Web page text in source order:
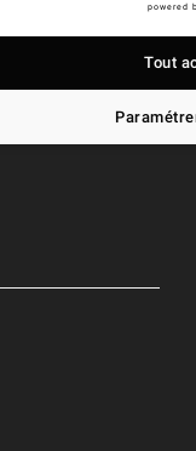
powered
Tout